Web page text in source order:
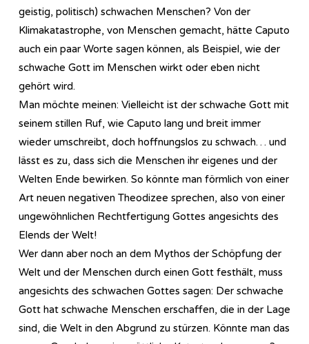
geistig, politisch) schwachen Menschen? Von der
Klimakatastrophe, von Menschen gemacht, hätte Caputo
auch ein paar Worte sagen können, als Beispiel, wie der
schwache Gott im Menschen wirkt oder eben nicht
gehört wird.
Man möchte meinen: Vielleicht ist der schwache Gott mit
seinem stillen Ruf, wie Caputo lang und breit immer
wieder umschreibt, doch hoffnungslos zu schwach… und
lässt es zu, dass sich die Menschen ihr eigenes und der
Welten Ende bewirken. So könnte man förmlich von einer
Art neuen negativen Theodizee sprechen, also von einer
ungewöhnlichen Rechtfertigung Gottes angesichts des
Elends der Welt!
Wer dann aber noch an dem Mythos der Schöpfung der
Welt und der Menschen durch einen Gott festhält, muss
angesichts des schwachen Gottes sagen: Der schwache
Gott hat schwache Menschen erschaffen, die in der Lage
sind, die Welt in den Abgrund zu stürzen. Könnte man das